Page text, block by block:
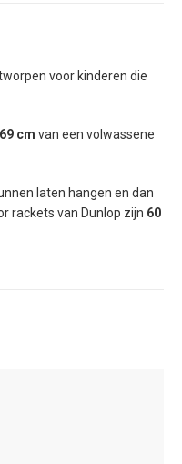
voor kinderen die
69 cm van een volwassene
laten hangen en dan
rackets van Dunlop zijn 60